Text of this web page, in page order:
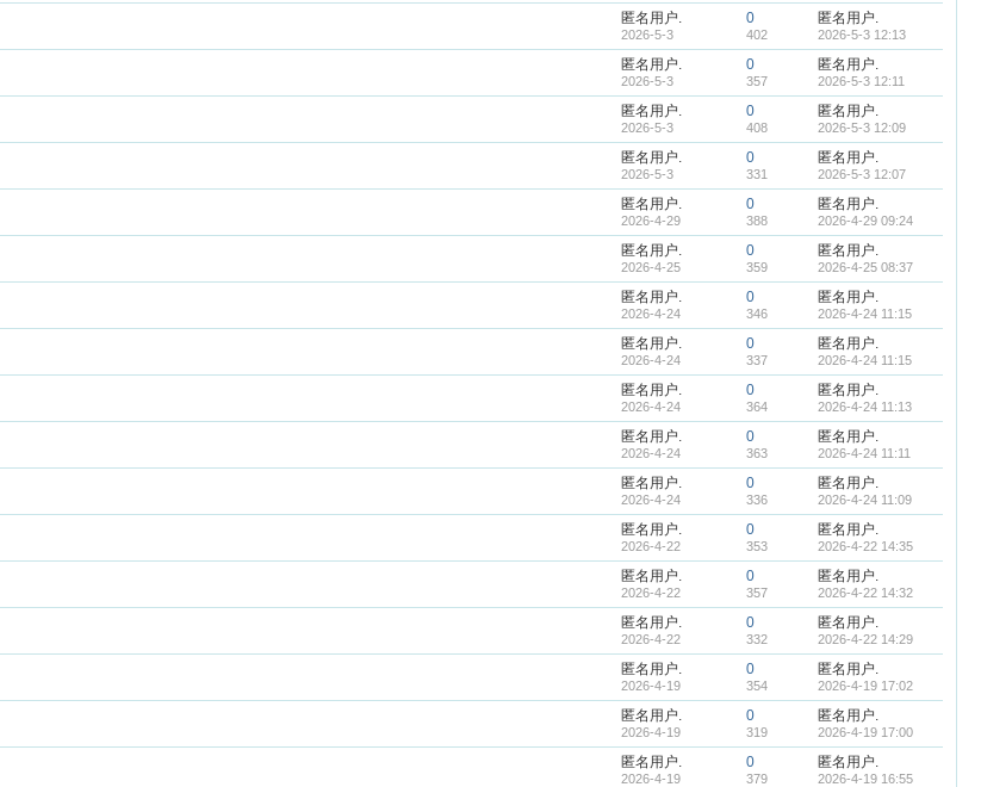
匿名用户.
2026-5-3
0
402
匿名用户.
2026-5-3 12:13
匿名用户.
2026-5-3
0
357
匿名用户.
2026-5-3 12:11
匿名用户.
2026-5-3
0
408
匿名用户.
2026-5-3 12:09
匿名用户.
2026-5-3
0
331
匿名用户.
2026-5-3 12:07
匿名用户.
2026-4-29
0
388
匿名用户.
2026-4-29 09:24
匿名用户.
2026-4-25
0
359
匿名用户.
2026-4-25 08:37
匿名用户.
2026-4-24
0
346
匿名用户.
2026-4-24 11:15
匿名用户.
2026-4-24
0
337
匿名用户.
2026-4-24 11:15
匿名用户.
2026-4-24
0
364
匿名用户.
2026-4-24 11:13
匿名用户.
2026-4-24
0
363
匿名用户.
2026-4-24 11:11
匿名用户.
2026-4-24
0
336
匿名用户.
2026-4-24 11:09
匿名用户.
2026-4-22
0
353
匿名用户.
2026-4-22 14:35
匿名用户.
2026-4-22
0
357
匿名用户.
2026-4-22 14:32
匿名用户.
2026-4-22
0
332
匿名用户.
2026-4-22 14:29
匿名用户.
2026-4-19
0
354
匿名用户.
2026-4-19 17:02
匿名用户.
2026-4-19
0
319
匿名用户.
2026-4-19 17:00
匿名用户.
2026-4-19
0
379
匿名用户.
2026-4-19 16:55